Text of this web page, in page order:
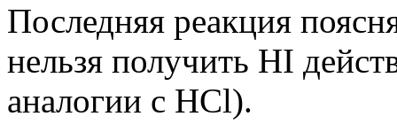
Последняя реакция
нельзя получить HI
аналогии с НСl).